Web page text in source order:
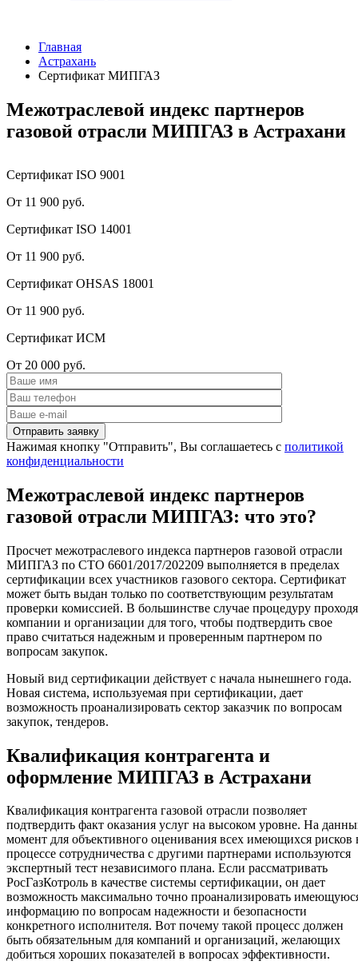
Главная
Астрахань
Сертификат МИПГАЗ
Межотраслевой индекс партнеров
газовой отрасли МИПГАЗ в Астрахани
Сертификат ISO 9001
От 11 900 руб.
Сертификат ISO 14001
От 11 900 руб.
Сертификат OHSAS 18001
От 11 900 руб.
Сертификат ИСМ
От 20 000 руб.
Нажимая кнопку "Отправить", Вы соглашаетесь с политикой
конфиденциальности
Межотраслевой индекс партнеров
газовой отрасли МИПГАЗ: что это?
Просчет межотраслевого индекса партнеров газовой отрасли
МИПГАЗ по СТО 6601/2017/202209 выполняется в пределах
сертификации всех участников газового сектора. Сертификат
может быть выдан только по соответствующим результатам
проверки комиссией. В большинстве случае процедуру
компании и организации для того, чтобы подтвердить свое
право считаться надежным и проверенным партнером по
вопросам закупок.
Новый вид сертификации действует с начала нынешнего года.
Новая система, используемая при сертификации, дает
возможность проанализировать сектор заказчик по вопросам
закупок, тендеров.
Квалификация контрагента и
оформление МИПГАЗ в Астрахани
Квалификация контрагента газовой отрасли позволяет
подтвердить факт оказания услуг на высоком уровне. На
момент для объективного оценивания всех имеющихся рисков
процессе сотрудничества с другими партнерами используются
экспертный тест независимого плана. Если рассматривать
РосГазКотроль в качестве системы сертификации, он дает
возможность максимально точно проанализировать
информацию по вопросам надежности и безопасности
конкретного исполнителя. Вот почему такой процесс должен
быть обязательным для компаний и организаций, желающих
добиться хороших показателей в вопросах эффективности.